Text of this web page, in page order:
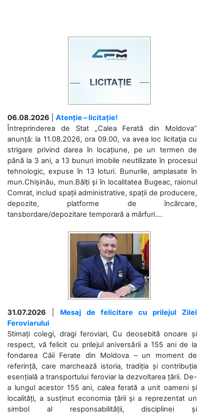
06.08.2026
Atenție – licitație!
Întreprinderea de Stat „Calea Ferată din Moldova”
anunță: la 11.08.2026, ora 09.00, va avea loc licitaţia cu
strigare privind darea în locațiune, pe un termen de
până la 3 ani, a 13 bunuri imobile neutilizate în procesul
tehnologic, expuse în 13 loturi. Bunurile, amplasate în
mun.Chișinău, mun.Bălți și în localitatea Bugeac, raionul
Comrat, includ spații administrative, spații de producere,
depozite, platforme de încărcare,
tansbordare/depozitare temporară a mărfuri....
31.07.2026
Mesaj de felicitare cu prilejul Zilei
Feroviarului
Stimați colegi, dragi feroviari, Cu deosebită onoare și
respect, vă felicit cu prilejul aniversării a 155 ani de la
fondarea Căii Ferate din Moldova – un moment de
referință, care marchează istoria, tradiția și contribuția
esențială a transportului feroviar la dezvoltarea țării. De-
a lungul acestor 155 ani, calea ferată a unit oameni și
localități, a susținut economia țării și a reprezentat un
simbol al responsabilității, disciplinei și